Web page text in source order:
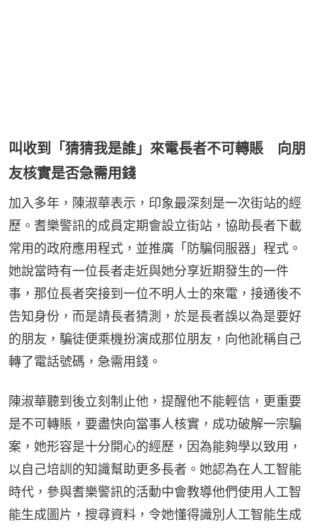
叫收到「猜猜我是誰」來電長者不可轉賬 向朋
友核實是否急需用錢
加入多年，陳淑華表示，印象最深刻是一次街站的經
歷。耆樂警訊的成員定期會設立街站，協助長者下載
常用的政府應用程式，並推廣「防騙伺服器」程式。
她說當時有一位長者走近與她分享近期發生的一件
事，那位長者突接到一位不明人士的來電，接通後不
告知身份，而是請長者猜測，於是長者誤以為是要好
的朋友，騙徒便乘機扮演成那位朋友，向他訛稱自己
轉了電話號碼，急需用錢。
陳淑華聽到後立刻制止他，提醒他不能輕信，更重要
是不可轉賬，要盡快向當事人核實，成功破解一宗騙
案，她形容是十分開心的經歷，因為能夠學以致用，
以自己培訓的知識幫助更多長者。她認為在人工智能
時代，參與耆樂警訊的活動中會教導他們使用人工智
能生成圖片，搜尋資料，令她懂得識別人工智能生成